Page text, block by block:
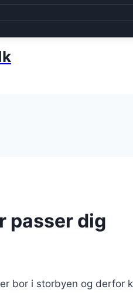
passer dig
bor i storbyen og derfor